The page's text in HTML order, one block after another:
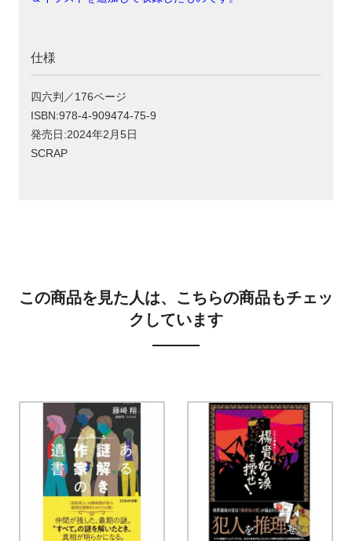
仕様
四六判／176ページ
ISBN:978-4-909474-75-9
発売日:2024年2月5日
SCRAP
この商品を見た人は、こちらの商品もチェッ
クしています